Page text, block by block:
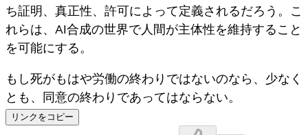
ち証明、真正性、許可によって定義されるだろう。こ
れらは、AI合成の世界で人間が主体性を維持すること
を可能にする。
もし死がもはや労働の終わりではないのなら、少なく
とも、同意の終わりであってはならない。
リンクをコピー